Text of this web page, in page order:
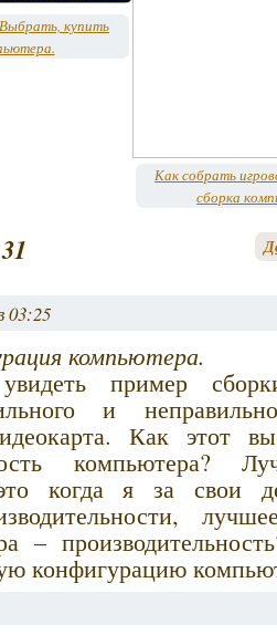
купить
Как собрать
сборка
03:25
компьютера.
пример
и
Как этот
компьютера?
когда я за свои
–
конфигурацию